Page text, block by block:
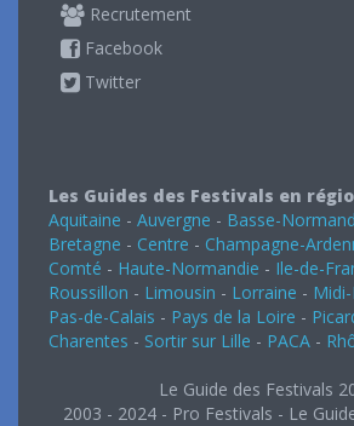
Recrutement
Facebook
Twitter
Les Guides des Festivals en
Aquitaine - Auvergne - Basse-
Bretagne - Centre - Champagne-
Comté - Haute-Normandie - Ile-de-
Roussillon - Limousin - Lorraine -
Pas-de-Calais - Pays de la Loire -
Charentes - Sortir sur Lille - PACA -
Le Guide des Festivals
2003 - 2024 - Pro Festivals - Le